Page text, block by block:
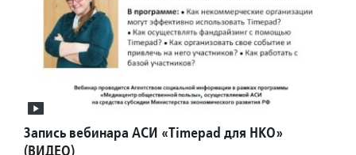
Запись вебинара АСИ «Timepad для НКО»
(ВИДЕО)